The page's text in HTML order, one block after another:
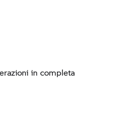
in completa